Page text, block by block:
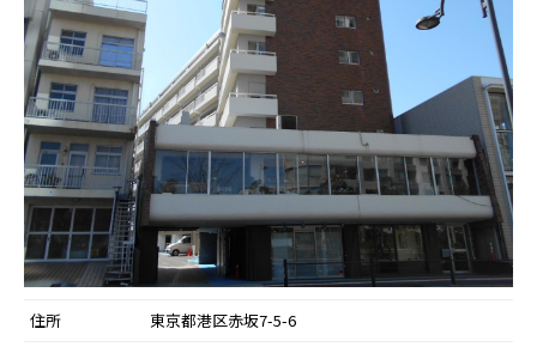
住所
東京都港区赤坂7-5-6